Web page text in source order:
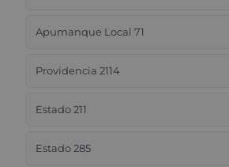
Apumanque Local 71
Providencia 2114
Estado 211
Estado 285